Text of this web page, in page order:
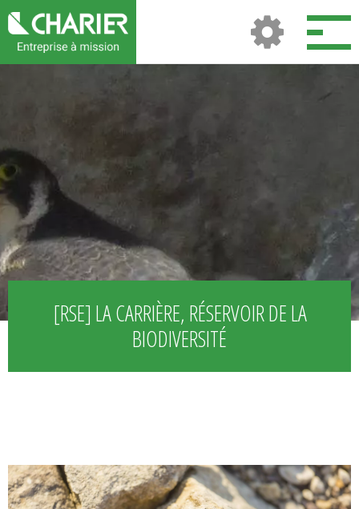
[RSE] LA CARRIÈRE, RÉSERVOIR DE LA
BIODIVERSITÉ